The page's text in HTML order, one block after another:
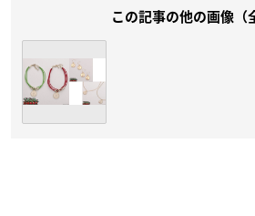
この記事の他の画像（